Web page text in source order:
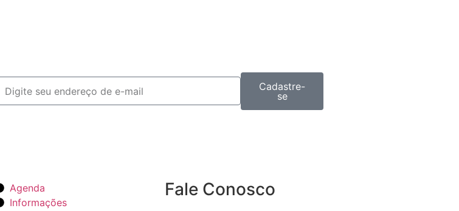
Cadastre-
se
Agenda
Informações
Fale Conosco